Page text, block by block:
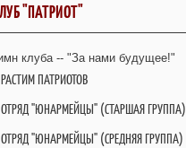
"ПАТРИОТ"
клуба -- "За нами будущее!"
РАСТИМ ПАТРИОТОВ
ОТРЯД "ЮНАРМЕЙЦЫ" (СТАРШАЯ ГРУППА)
ОТРЯД "ЮНАРМЕЙЦЫ" (СРЕДНЯЯ ГРУППА)